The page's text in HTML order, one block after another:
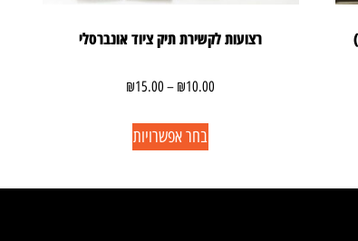
רצועות לקשירת תיק ציוד אונברסלי
₪10.00
–
₪15.00
בחר אפשרויות